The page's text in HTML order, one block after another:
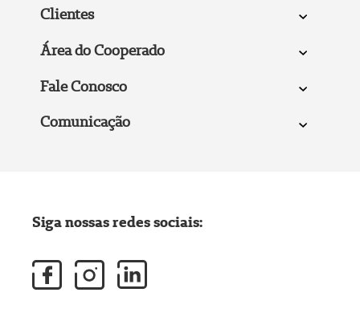
Clientes
Área do Cooperado
Fale Conosco
Comunicação
Siga nossas redes sociais: